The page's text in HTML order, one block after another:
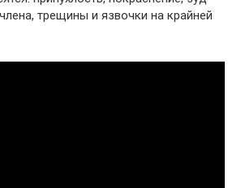
трещины и язвочки на крайней